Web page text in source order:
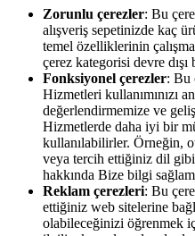
Zorunlu çerezler: Bu
alışveriş sepetinizde kaç
temel özelliklerinin
çerez kategorisi devre
Fonksiyonel çerezler: Bu
Hizmetleri kullanımınızı
değerlendirmemize ve
Hizmetlerde daha iyi bir
kullanılabilirler. Örneğin,
veya tercih ettiğiniz dil gibi
hakkında Bize bilgi
Reklam çerezleri: Bu
ettiğiniz web sitelerine
olabileceğinizi öğrenmek